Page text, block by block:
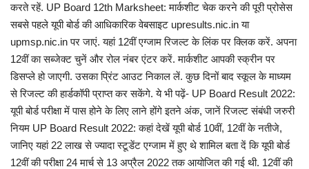
करते रहें. UP Board 12th Marksheet: मार्कशीट चेक करने की पूरी प्रोसेस
सबसे पहले यूपी बोर्ड की आधिकारिक वेबसाइट upresults.nic.in या
upmsp.nic.in पर जाएं. यहां 12वीं एग्जाम रिजल्ट के लिंक पर क्लिक करें. अपना
12वीं का सब्जेक्ट चुनें और रोल नंबर एंटर करें. मार्कशीट आपकी स्क्रीन पर
डिसप्ले हो जाएगी. उसका प्रिंट आउट निकाल लें. कुछ दिनों बाद स्कूल के माध्यम
से रिजल्ट की हार्डकॉपी प्राप्त कर सकेंगे. ये भी पढ़ें- UP Board Result 2022:
यूपी बोर्ड परीक्षा में पास होने के लिए लाने होंगे इतने अंक, जानें रिजल्ट संबंधी जरुरी
नियम UP Board Result 2022: कहां देखें यूपी बोर्ड 10वीं, 12वीं के नतीजे,
जानिए यहां 22 लाख से ज्यादा स्टूडेंट एग्जाम में हुए थे शामिल बता दें कि यूपी बोर्ड
12वीं की परीक्षा 24 मार्च से 13 अप्रैल 2022 तक आयोजित की गई थी. 12वीं की